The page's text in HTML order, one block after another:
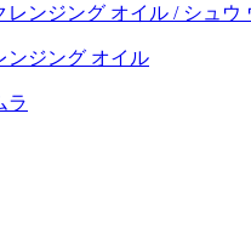
ンジング オイル
ラ